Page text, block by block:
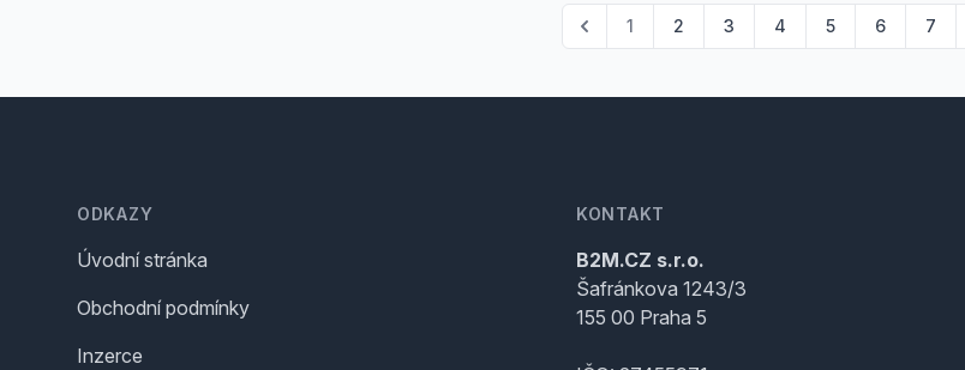
1 2 3 4 5 6 7
ODKAZY
Úvodní stránka
Obchodní podmínky
Inzerce
KONTAKT
B2M.CZ s.r.o.
Šafránkova 1243/3
155 00 Praha 5